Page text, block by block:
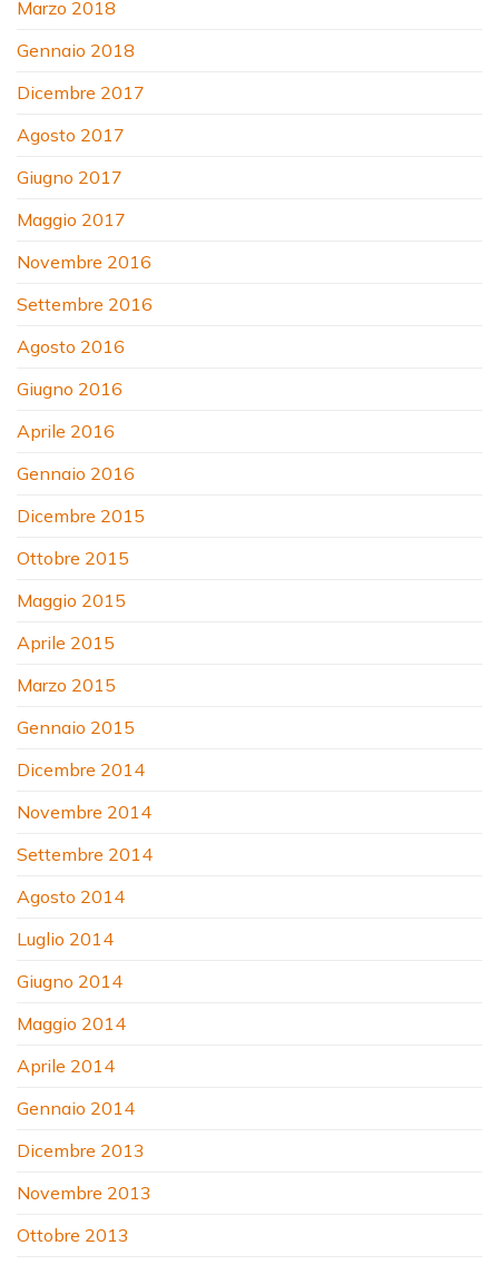
Marzo 2018
Gennaio 2018
Dicembre 2017
Agosto 2017
Giugno 2017
Maggio 2017
Novembre 2016
Settembre 2016
Agosto 2016
Giugno 2016
Aprile 2016
Gennaio 2016
Dicembre 2015
Ottobre 2015
Maggio 2015
Aprile 2015
Marzo 2015
Gennaio 2015
Dicembre 2014
Novembre 2014
Settembre 2014
Agosto 2014
Luglio 2014
Giugno 2014
Maggio 2014
Aprile 2014
Gennaio 2014
Dicembre 2013
Novembre 2013
Ottobre 2013